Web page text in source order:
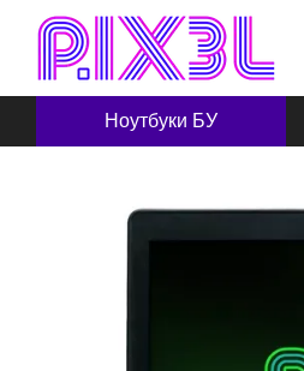
Перейти до основного контенту
Ноутбуки БУ